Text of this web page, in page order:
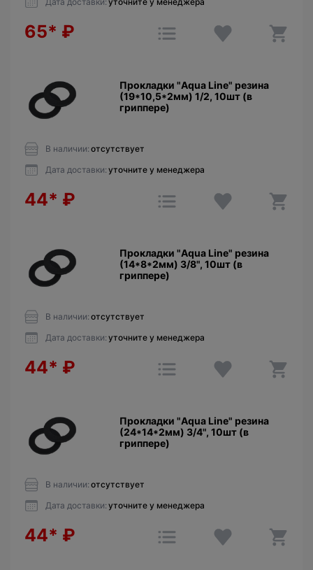
65* ₽
Прокладки "Aqua Line" резина
(19*10,5*2мм) 1/2, 10шт (в
гриппере)
В наличии: отсутствует
Дата доставки: уточните у менеджера
44* ₽
Прокладки "Aqua Line" резина
(14*8*2мм) 3/8", 10шт (в
гриппере)
В наличии: отсутствует
Дата доставки: уточните у менеджера
44* ₽
Прокладки "Aqua Line" резина
(24*14*2мм) 3/4", 10шт (в
гриппере)
В наличии: отсутствует
Дата доставки: уточните у менеджера
44* ₽